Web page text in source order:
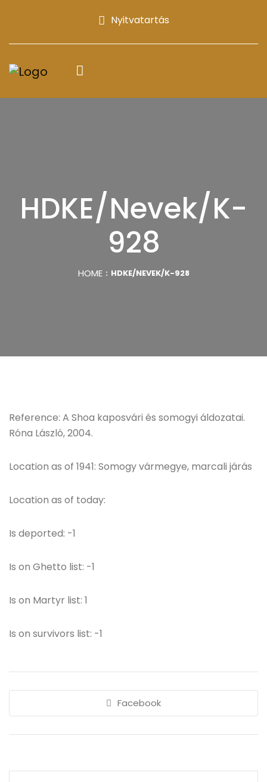
Nyitvatartás
HDKE/Nevek/K-
928
HOME HDKE/NEVEK/K-928
Reference: A Shoa kaposvári és somogyi áldozatai.
Róna László, 2004.
Location as of 1941: Somogy vármegye, marcali járás
Location as of today:
Is deported: -1
Is on Ghetto list: -1
Is on Martyr list: 1
Is on survivors list: -1
Facebook